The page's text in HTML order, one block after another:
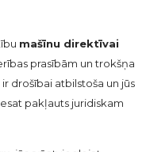
mašīnu direktīvai
prasībām un trokšņa
drošībai atbilstoša un jūs
pakļauts juridiskam